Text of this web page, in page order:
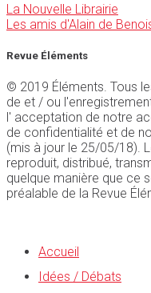
La Nouvelle Librairie
Les amis d'Alain de
Revue Éléments
© 2019 Éléments. Tous
de et / ou
l' acceptation de notre
de confidentialité et de
(mis à jour le 25/05/18).
reproduit, distribué,
quelque manière que ce
préalable de la Revue
Accueil
Idées / Débats